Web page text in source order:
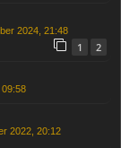
2024, 21:48
1 2
09:58
2022, 20:12